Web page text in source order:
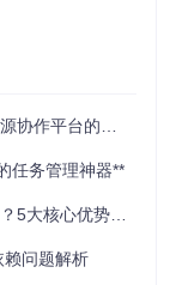
每个项目的进度
用？ 答：Vikunj
率。
与工作
全方位解决方案
任务管理神器**
核心优势解析
赖问题解析